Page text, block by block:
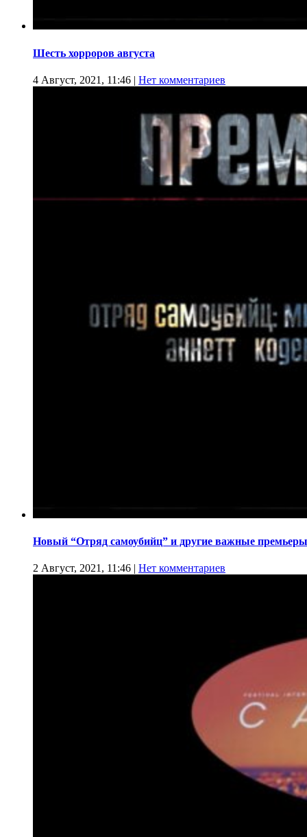
Шесть хорроров августа
4 Август, 2021, 11:46 | Нет комментариев
Новый “Отряд самоубийц” и другие важные премьеры
2 Август, 2021, 11:46 | Нет комментариев